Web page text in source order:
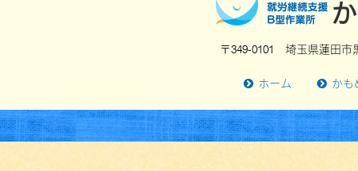
〒349-0101 埼玉県蓮田市
ホーム かも